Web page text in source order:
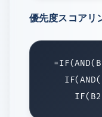
優先度スコアリ